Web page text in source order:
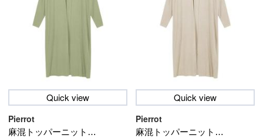
Quick view
麻混トッパーニットカ
Pierrot
Quick view
麻混トッパーニットカ
Pierrot